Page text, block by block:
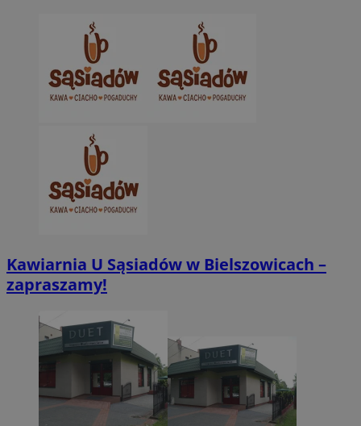
Kawiarnia U Sąsiadów w Bielszowicach –
zapraszamy!